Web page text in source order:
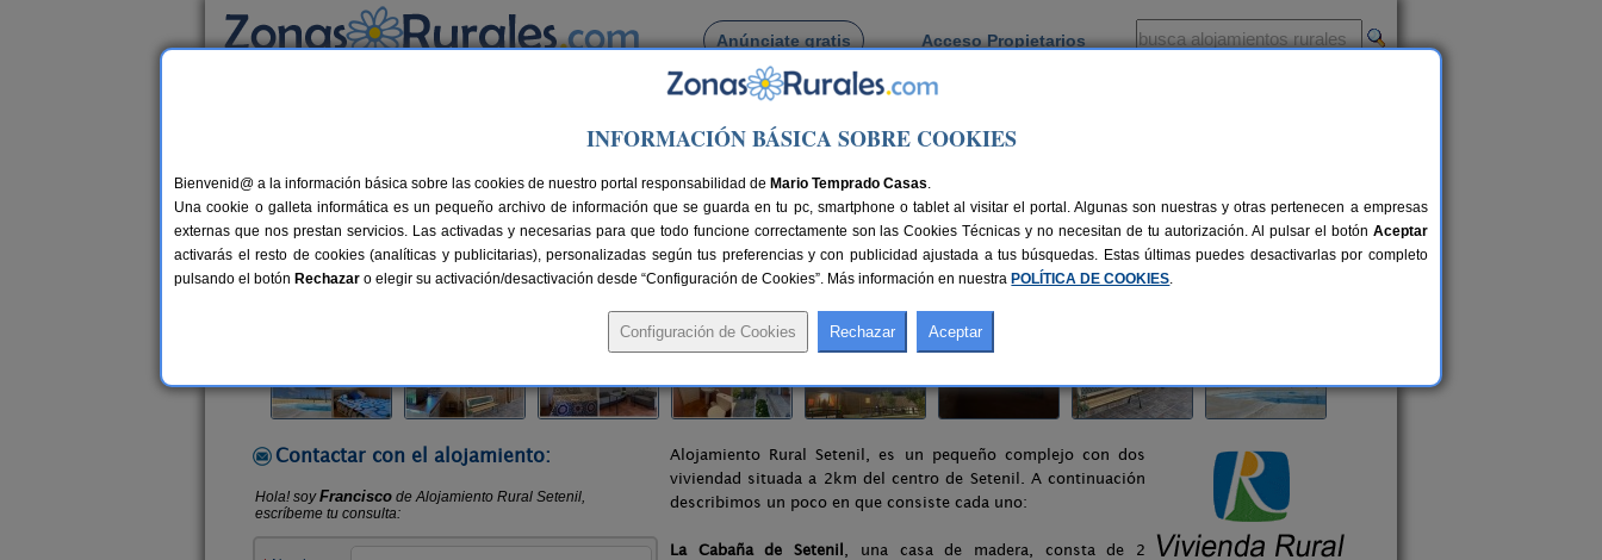
Anúnciate gratis Acceso Propietarios
Busca por pueblo
> Alojamiento Rural Setenil
Alojamiento Rural Setenil
Apartamentos Rurales en Setenil (Cádiz)
Alquiler por habitaciones 2-8 plazas 136 km de Cádiz Compartir:
Contactar con el alojamiento:
Alojamiento Rural Setenil, es un pequeño complejo con dos
viviendad situada a 2km del centro de Setenil. A continuación
describimos un poco en que consiste cada uno:
La Cabaña de Setenil , una casa de madera, consta de 2
INFORMACIÓN BÁSICA SOBRE COOKIES
Bienvenid@ a la información básica sobre las cookies de nuestro portal responsabilidad de Mario Temprado Casas.
Una cookie o galleta informática es un pequeño archivo de información que se guarda en tu pc, smartphone o tablet al visitar el portal. Algunas son nuestras y otras pertenecen a empresas
externas que nos prestan servicios. Las activadas y necesarias para que todo funcione correctamente son las Cookies Técnicas y no necesitan de tu autorización. Al pulsar el botón Aceptar
activarás el resto de cookies (analíticas y publicitarias), personalizadas según tus preferencias y con publicidad ajustada a tus búsquedas. Estas últimas puedes desactivarlas por completo
pulsando el botón Rechazar o elegir su activación/desactivación desde “Configuración de Cookies”. Más información en nuestra POLÍTICA DE COOKIES.